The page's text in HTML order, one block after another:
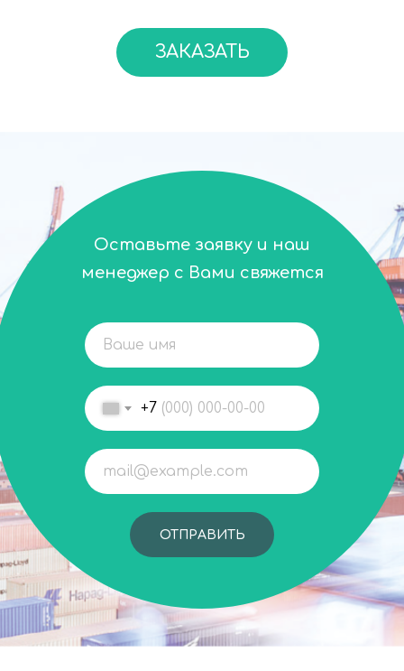
ЗАКАЗАТЬ
Оставьте заявку и наш
менеджер с Вами свяжется
+7
ОТПРАВИТЬ